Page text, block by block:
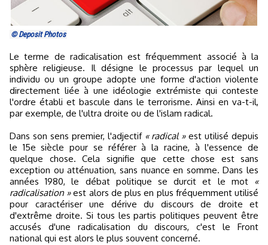
© Deposit Photos
Le terme de radicalisation est fréquemment associé à la
sphère religieuse. Il désigne le processus par lequel un
individu ou un groupe adopte une forme d'action violente
directement liée à une idéologie extrémiste qui conteste
l'ordre établi et bascule dans le terrorisme. Ainsi en va-t-il,
par exemple, de l'ultra droite ou de l'islam radical.
Dans son sens premier, l'adjectif « radical »est utilisé depuis
le 15e siècle pour se référer à la racine, à l'essence de
quelque chose. Cela signifie que cette chose est sans
exception ou atténuation, sans nuance en somme. Dans les
années 1980, le débat politique se durcit et le mot
«
radicalisation »est alors de plus en plus fréquemment utilisé
pour caractériser une dérive du discours de droite et
d'extrême droite. Si tous les partis politiques peuvent être
accusés d'une radicalisation du discours, c'est le Front
national qui est alors le plus souvent concerné.